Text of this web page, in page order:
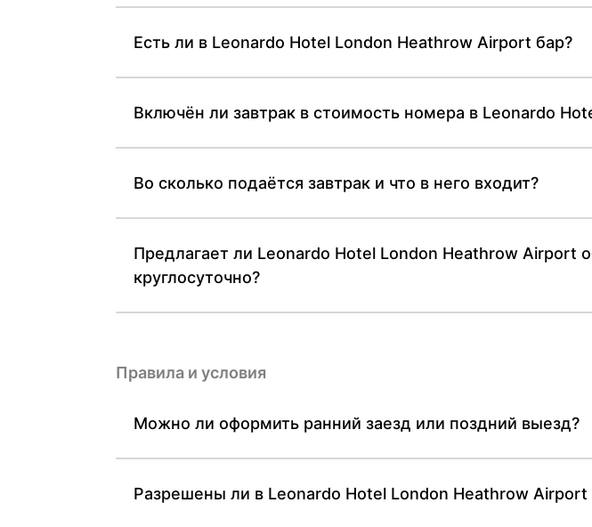
Есть ли в Leonardo Hotel London Heathrow Airport бар?
Включён ли завтрак в стоимость номера в Leonardo
Во сколько подаётся завтрак и что в него входит?
Предлагает ли Leonardo Hotel London Heathrow Airport
круглосуточно?
Правила и условия
Можно ли оформить ранний заезд или поздний выезд?
Разрешены ли в Leonardo Hotel London Heathrow